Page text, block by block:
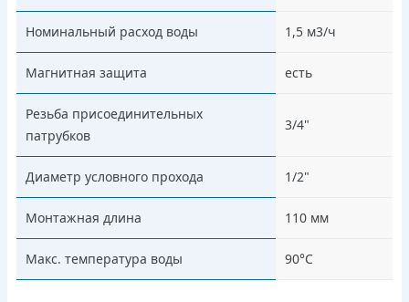
Номинальный расход воды 1,5 м3/ч
Магнитная защита есть
Резьба присоединительных
патрубков
3/4"
Диаметр условного прохода 1/2"
Монтажная длина 110 мм
Макс. температура воды 90°С